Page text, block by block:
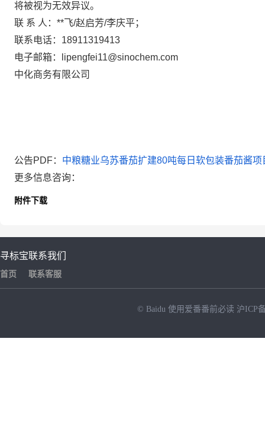
将被视为无效异议。
联 系 人：**飞/赵启芳/李庆平；
联系电话： 18911319413
电子邮箱：
lipengfei11@sinochem.com
中化商务有限公司
公告PDF： 中粮糖业乌苏番茄扩建80吨每日软包装番茄酱
更多信息咨询：
附件下载
寻标宝
首页
联系我们
联系客服
© Baidu 使用爱番番前必读 沪ICP